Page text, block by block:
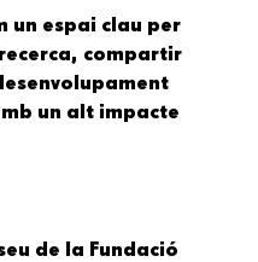
un espai clau per
compartir
un alt impacte
de la Fundació